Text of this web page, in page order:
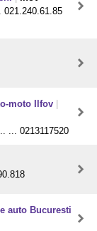
021.240.61.85
moto Ilfov
... 0213117520
auto Bucuresti